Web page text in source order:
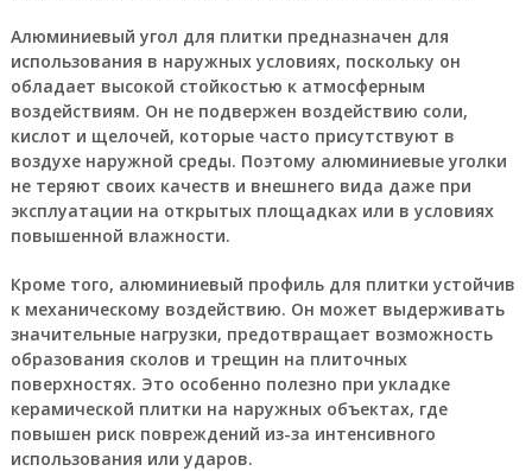
Алюминиевый угол для плитки предназначен для
использования в наружных условиях, поскольку он
обладает высокой стойкостью к атмосферным
воздействиям. Он не подвержен воздействию соли,
кислот и щелочей, которые часто присутствуют в
воздухе наружной среды. Поэтому алюминиевые уголки
не теряют своих качеств и внешнего вида даже при
эксплуатации на открытых площадках или в условиях
повышенной влажности.
Кроме того, алюминиевый профиль для плитки устойчив
к механическому воздействию. Он может выдерживать
значительные нагрузки, предотвращает возможность
образования сколов и трещин на плиточных
поверхностях. Это особенно полезно при укладке
керамической плитки на наружных объектах, где
повышен риск повреждений из-за интенсивного
использования или ударов.